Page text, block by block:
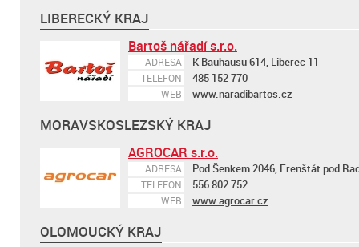
LIBERECKÝ KRAJ
Bartoš nářadí s.r.o.
ADRESA K Bauhausu 614, Liberec 11
TELEFON 485 152 770
WEB www.naradibartos.cz
MORAVSKOSLEZSKÝ KRAJ
AGROCAR s.r.o.
ADRESA Pod Šenkem 2046, Frenštát pod
TELEFON 556 802 752
WEB www.agrocar.cz
OLOMOUCKÝ KRAJ